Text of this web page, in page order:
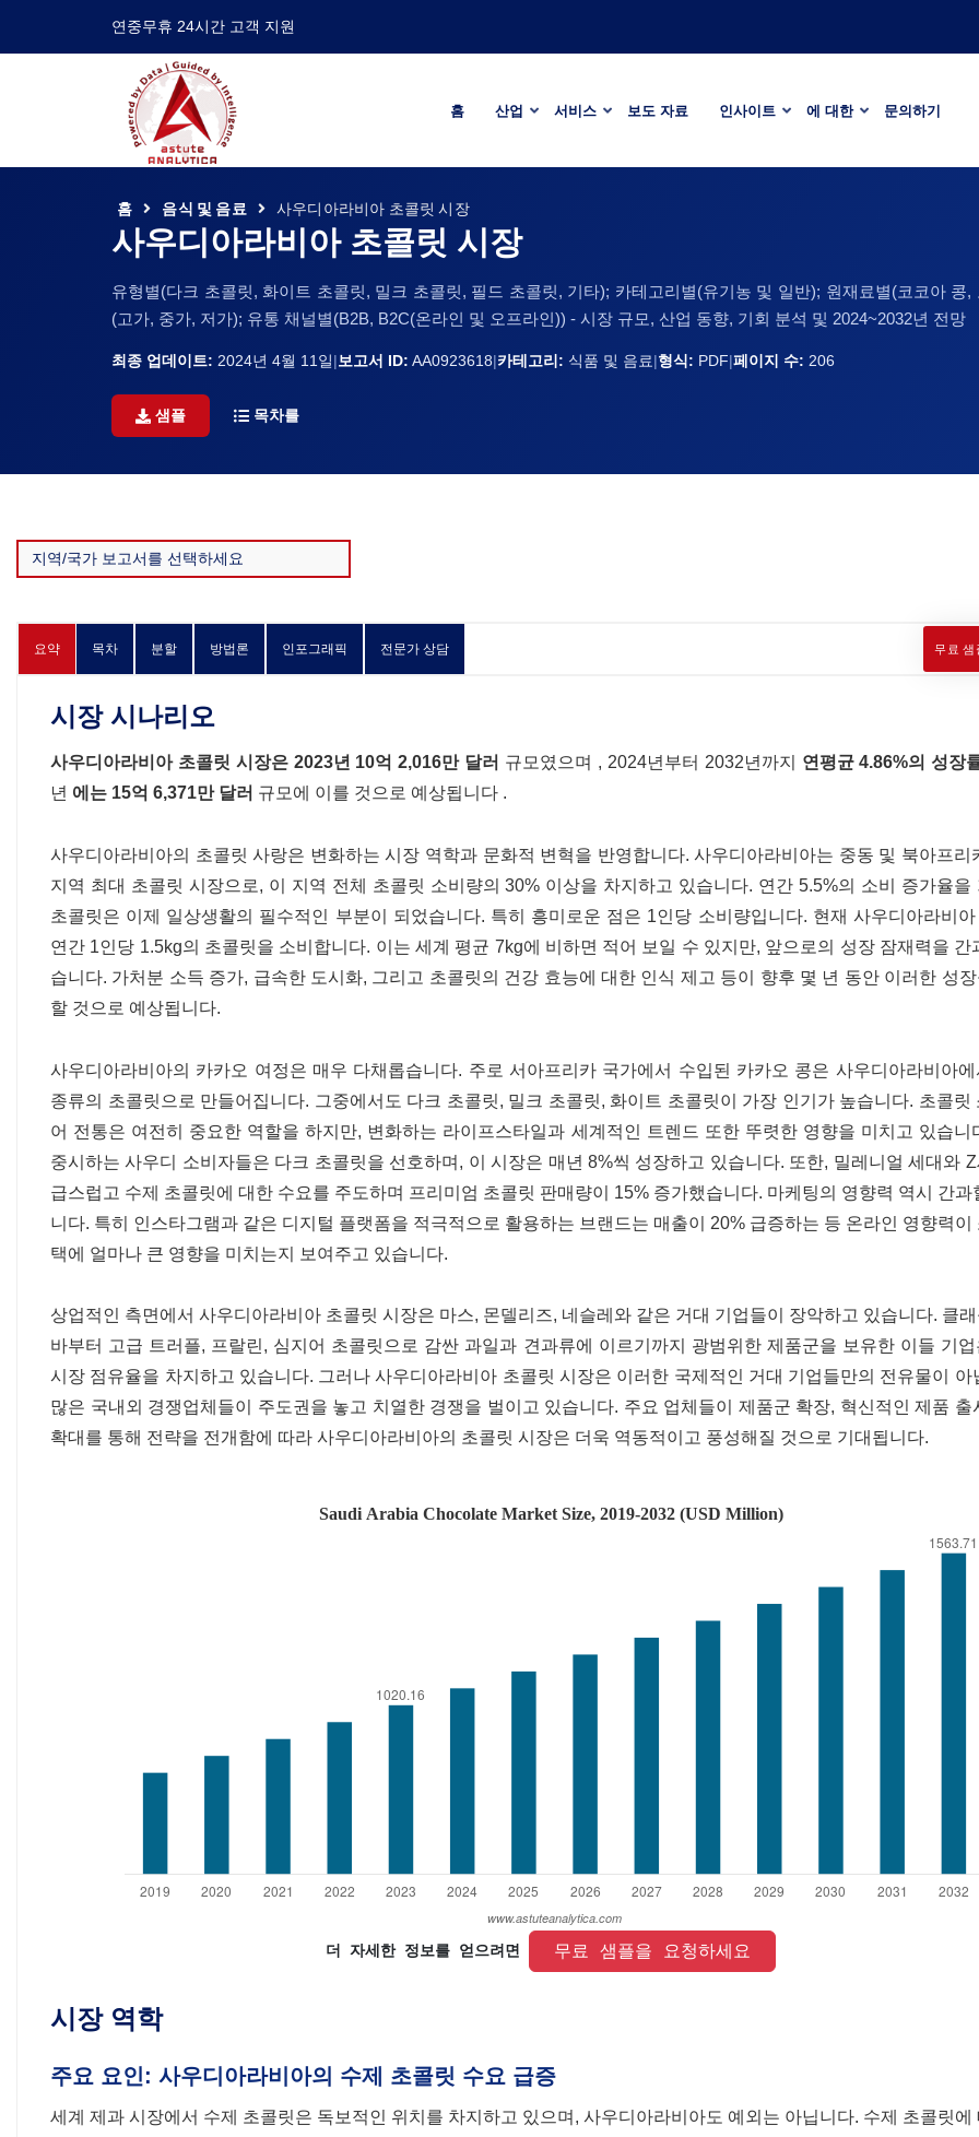
연중무휴 24시간 고객 지원
홈 산업 서비스 보도 자료 인사이트 에 대한 문의하기
홈 음식 및 음료 사우디아라비아 초콜릿 시장
사우디아라비아 초콜릿 시장
유형별(다크 초콜릿, 화이트 초콜릿, 밀크 초콜릿, 필드 초콜릿, 기타); 카테고리별(유기농 및 일반); 원재료별(코코아
(고가, 중가, 저가); 유통 채널별(B2B, B2C(온라인 및 오프라인)) - 시장 규모, 산업 동향, 기회 분석 및 2024~2032년 전망
최종 업데이트: 2024년 4월 11일|보고서 ID: AA0923618|카테고리: 식품 및 음료|형식: PDF|페이지 수: 206
샘플 목차를
요약 목차 분할 방법론 인포그래픽 전문가 상담 무료 샘
시장 시나리오
사우디아라비아 초콜릿 시장은 2023년 10억 2,016만 달러 규모였으며 , 2024년부터 2032년까지 연평균 4.86%의 성장
년 에는 15억 6,371만 달러 규모에 이를 것으로 예상됩니다 .
사우디아라비아의 초콜릿 사랑은 변화하는 시장 역학과 문화적 변혁을 반영합니다. 사우디아라비아는 중동 및 북아프리
지역 최대 초콜릿 시장으로, 이 지역 전체 초콜릿 소비량의 30% 이상을 차지하고 있습니다. 연간 5.5%의 소비 증가율을
초콜릿은 이제 일상생활의 필수적인 부분이 되었습니다. 특히 흥미로운 점은 1인당 소비량입니다. 현재 사우디아라비
연간 1인당 1.5kg의 초콜릿을 소비합니다. 이는 세계 평균 7kg에 비하면 적어 보일 수 있지만, 앞으로의 성장 잠재력을 간
습니다. 가처분 소득 증가, 급속한 도시화, 그리고 초콜릿의 건강 효능에 대한 인식 제고 등이 향후 몇 년 동안 이러한 성
할 것으로 예상됩니다.
사우디아라비아의 카카오 여정은 매우 다채롭습니다. 주로 서아프리카 국가에서 수입된 카카오 콩은 사우디아라비아
종류의 초콜릿으로 만들어집니다. 그중에서도 다크 초콜릿, 밀크 초콜릿, 화이트 초콜릿이 가장 인기가 높습니다. 초콜릿
어 전통은 여전히 ​​중요한 역할을 하지만, 변화하는 라이프스타일과 세계적인 트렌드 또한 뚜렷한 영향을 미치고 있습니
중시하는 사우디 소비자들은 다크 초콜릿을 선호하며, 이 시장은 매년 8%씩 성장하고 있습니다. 또한, 밀레니얼 세대와
급스럽고 수제 초콜릿에 대한 수요를 주도하며 프리미엄 초콜릿 판매량이 15% 증가했습니다. 마케팅의 영향력 역시 간과
니다. 특히 인스타그램과 같은 디지털 플랫폼을 적극적으로 활용하는 브랜드는 매출이 20% 급증하는 등 온라인 영향력이
택에 얼마나 큰 영향을 미치는지 보여주고 있습니다.
상업적인 측면에서 사우디아라비아 초콜릿 시장은 마스, 몬델리즈, 네슬레와 같은 거대 기업들이 장악하고 있습니다. 클
바부터 고급 트러플, 프랄린, 심지어 초콜릿으로 감싼 과일과 견과류에 이르기까지 광범위한 제품군을 보유한 이들 기
시장 점유율을 차지하고 있습니다. 그러나 사우디아라비아 초콜릿 시장은 이러한 국제적인 거대 기업들만의 전유물이 아
많은 국내외 경쟁업체들이 주도권을 놓고 치열한 경쟁을 벌이고 있습니다. 주요 업체들이 제품군 확장, 혁신적인 제품 출
확대를 통해 전략을 전개함에 따라 사우디아라비아의 초콜릿 시장은 더욱 역동적이고 풍성해질 것으로 기대됩니다.
더 자세한 정보를 얻으려면 무료 샘플을 요청하세요
시장 역학
주요 요인: 사우디아라비아의 수제 초콜릿 수요 급증
세계 제과 시장에서 수제 초콜릿은 독보적인 위치를 차지하고 있으며, 사우디아라비아도 예외는 아닙니다. 수제 초콜릿에